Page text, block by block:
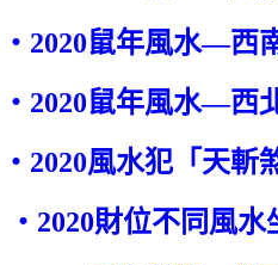
‧2020鼠年風水—西
‧2020鼠年風水—西
‧2020風水犯「天
‧2020財位不同風